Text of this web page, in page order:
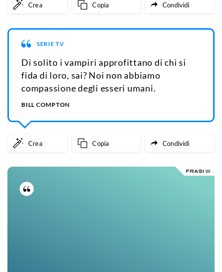
Crea Copia Condividi
SERIE TV
Di solito i vampiri approfittano di chi si
fida di loro, sai? Noi non abbiamo
compassione degli esseri umani.
BILL COMPTON
Crea Copia Condividi